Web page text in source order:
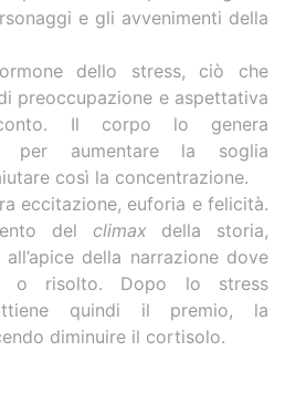
e gli avvenimenti della
dello stress, ciò che
preoccupazione e aspettativa
Il corpo lo genera
per aumentare la soglia
così la concentrazione.
eccitazione, euforia e felicità.
del climaxdella storia,
della narrazione dove
o risolto. Dopo lo stress
quindi il premio, la
diminuire il cortisolo.